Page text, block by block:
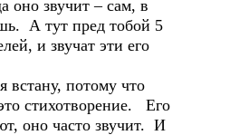
оно звучит – сам, в
А тут пред тобой 5
и звучат эти его
встану, потому что
стихотворение. Его
оно часто звучит. И